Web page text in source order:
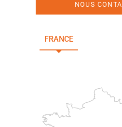
NOUS
FRANCE